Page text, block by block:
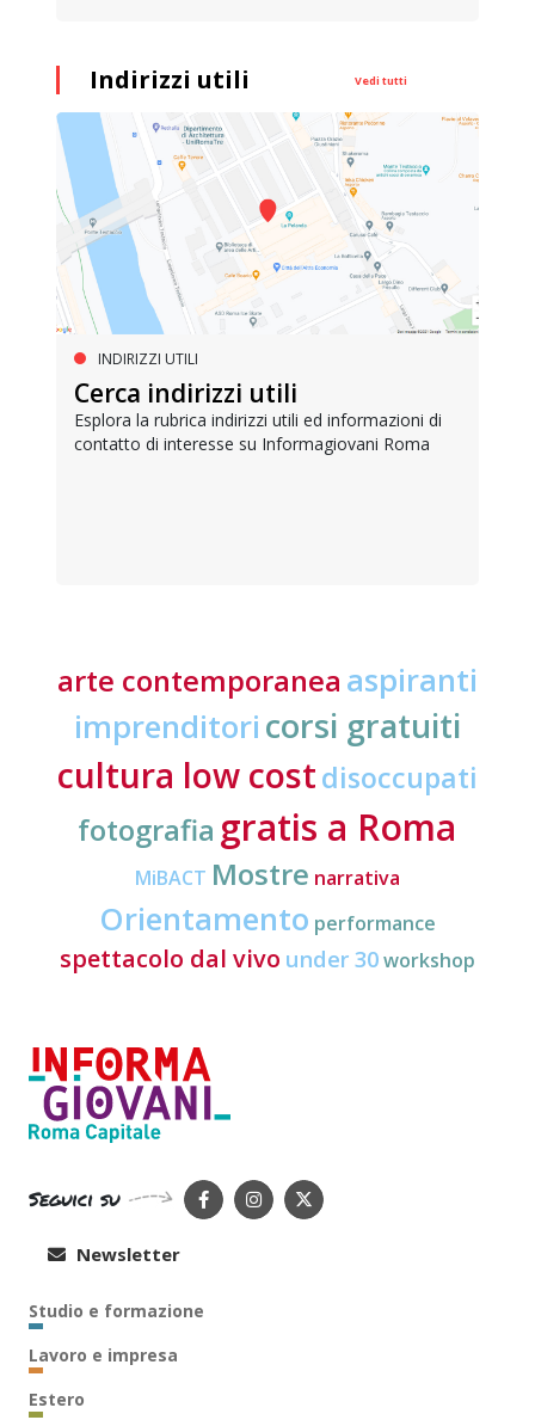
Indirizzi utili Vedi tutti
INDIRIZZI UTILI
Cerca indirizzi utili
Esplora la rubrica indirizzi utili ed informazioni di
contatto di interesse su Informagiovani Roma
arte contemporanea aspiranti
imprenditori corsi gratuiti
cultura low costdisoccupati
fotografia gratis a Roma
MiBACT Mostre narrativa
Orientamento performance
spettacolo dal vivo under 30workshop
Seguici su
Newsletter
Studio e formazione
Lavoro e impresa
Estero